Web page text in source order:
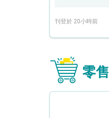
刊登於 20小時前
零售